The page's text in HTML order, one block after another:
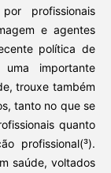
profissionais
e agentes
política de
importante
trouxe também
tanto no que se
quanto
profissional(³).
saúde, voltados